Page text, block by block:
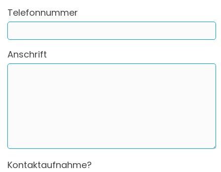
Telefonnummer
Anschrift
Kontaktaufnahme?